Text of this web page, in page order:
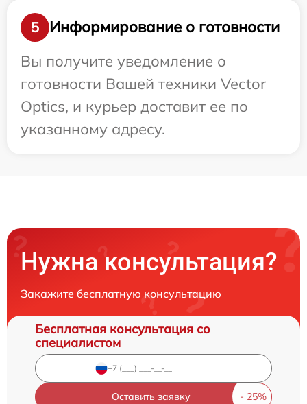
5
Информирование о готовности
Вы получите уведомление о
готовности Вашей техники Vector
Optics, и курьер доставит ее по
указанному адресу.
Нужна консультация?
Закажите бесплатную консультацию
Бесплатная консультация со
специалистом
Оставить заявку